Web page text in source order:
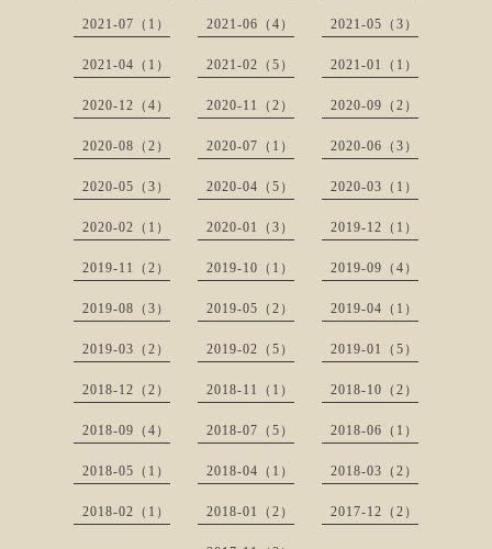
2021-07（1） 2021-06（4） 2021-05（3）
2021-04（1） 2021-02（5） 2021-01（1）
2020-12（4） 2020-11（2） 2020-09（2）
2020-08（2） 2020-07（1） 2020-06（3）
2020-05（3） 2020-04（5） 2020-03（1）
2020-02（1） 2020-01（3） 2019-12（1）
2019-11（2） 2019-10（1） 2019-09（4）
2019-08（3） 2019-05（2） 2019-04（1）
2019-03（2） 2019-02（5） 2019-01（5）
2018-12（2） 2018-11（1） 2018-10（2）
2018-09（4） 2018-07（5） 2018-06（1）
2018-05（1） 2018-04（1） 2018-03（2）
2018-02（1） 2018-01（2） 2017-12（2）